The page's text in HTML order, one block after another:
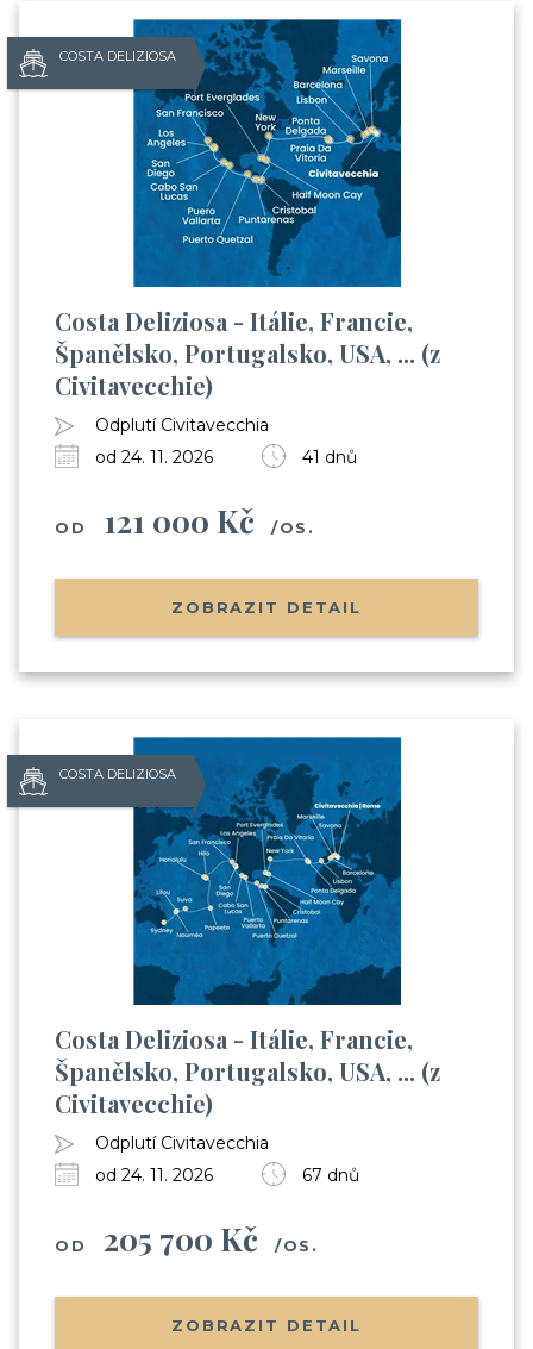
COSTA DELIZIOSA
Costa Deliziosa - Itálie, Francie,
Španělsko, Portugalsko, USA, ... (z
Civitavecchie)
Odplutí Civitavecchia
od 24. 11. 2026
41 dnů
OD 121 000 Kč /OS.
ZOBRAZIT DETAIL
COSTA DELIZIOSA
Costa Deliziosa - Itálie, Francie,
Španělsko, Portugalsko, USA, ... (z
Civitavecchie)
Odplutí Civitavecchia
od 24. 11. 2026
67 dnů
OD 205 700 Kč /OS.
ZOBRAZIT DETAIL